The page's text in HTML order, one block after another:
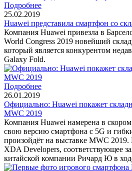
Подробнее
25.02.2019
Huawei представила смартфон со
Компания Huawei привезла в
World Congress 2019 новейший
который является конкурентом
Galaxy Fold.
Подробнее
26.01.2019
Официально: Huawei покажет
MWC 2019
Компания Huawei намерена в
свою версию смартфона с 5G и
произойдёт на выставке MWC 2019.
XDA Developers, соответствующее
китайской компании Ричард Ю в